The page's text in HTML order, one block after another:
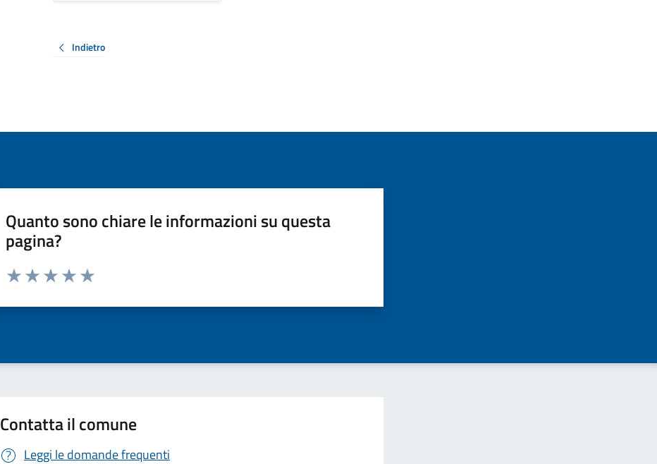
Indietro
Quanto sono chiare le informazioni su questa
pagina?
Valuta da 1 a 5 stelle la pagina
Contatta il comune
Leggi le domande frequenti